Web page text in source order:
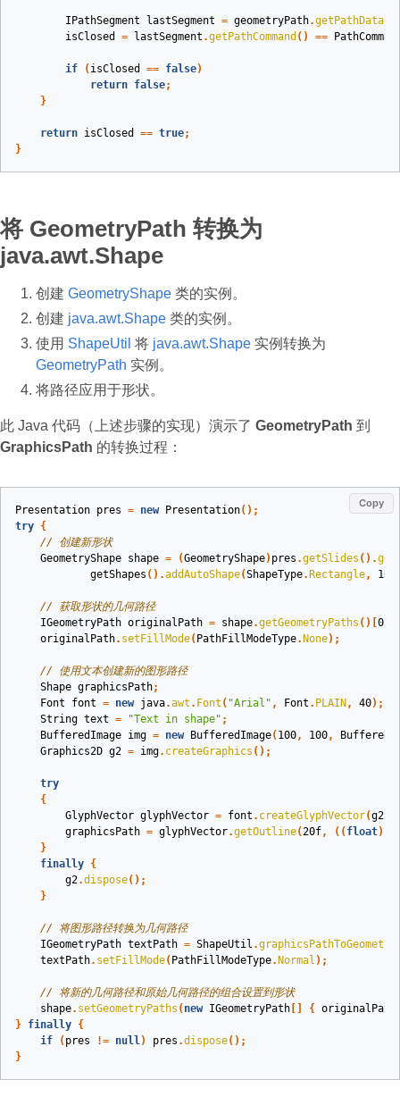
IPathSegment lastSegment = geometryPath.getPathData
isClosed
= lastSegment .getPathCommand () ==
if ( isClosed == false)
return false;
}
return isClosed == true;
}
将 GeometryPath 转换为
java.awt.Shape
创建 GeometryShape 类的实例。
创建 java.awt.Shape 类的实例。
使用 ShapeUtil 将 java.awt.Shape 实例转换为
GeometryPath 实例。
将路径应用于形状。
此 Java 代码（上述步骤的实现）演示了 GeometryPath 到
GraphicsPath 的转换过程：
Copy
Presentation pres = new Presentation();
try {
// 创建新形状
GeometryShape shape = (GeometryShape) pres .getSlides ().
getShapes ().addAutoShape(ShapeType. Rectangle, 100
// 获取形状的几何路径
IGeometryPath originalPath = shape.getGeometryPaths ()[ 0
originalPath. setFillMode( PathFillModeType. None);
// 使用文本创建新的图形路径
Shape graphicsPath;
Font
font = new java.awt . Font ( "Arial" , Font . PLAIN , 40);
String text = "Text in shape" ;
BufferedImage img = new BufferedImage( 100, 100,
Graphics2D g2 = img. createGraphics ();
try
{
GlyphVector glyphVector = font . createGlyphVector(g2
graphicsPath = glyphVector.getOutline(20f, (( float)
}
finally {
g2.dispose();
}
// 将图形路径转换为几何路径
IGeometryPath textPath = ShapeUtil .
textPath. setFillMode( PathFillModeType. Normal );
// 将新的几何路径和原始几何路径的组合设置到形状
shape. setGeometryPaths ( new IGeometryPath { originalPath
} finally {
if
( pres != null) pres .dispose();
}